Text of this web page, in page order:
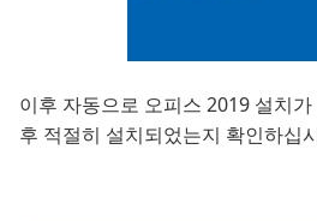
이후 자동으로 오피스 2019 설치
후 적절히 설치되었는지 확인하십